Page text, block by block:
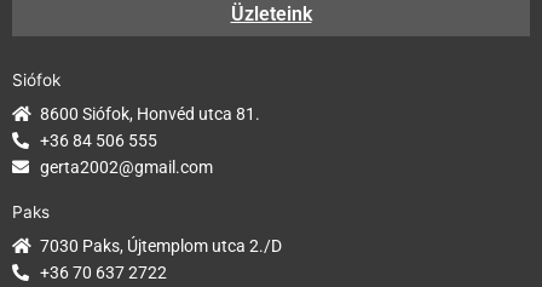
Üzleteink
Siófok
8600 Siófok, Honvéd utca 81.
+36 84 506 555
gerta2002@gmail.com
Paks
7030 Paks, Újtemplom utca 2./D
+36 70 637 2722